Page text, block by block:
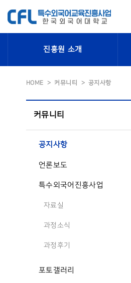
진흥원 소개
HOME 커뮤니티 공지사항
커뮤니티
공지사항
언론보도
특수외국어진흥사업
자료실
과정소식
과정후기
포토갤러리